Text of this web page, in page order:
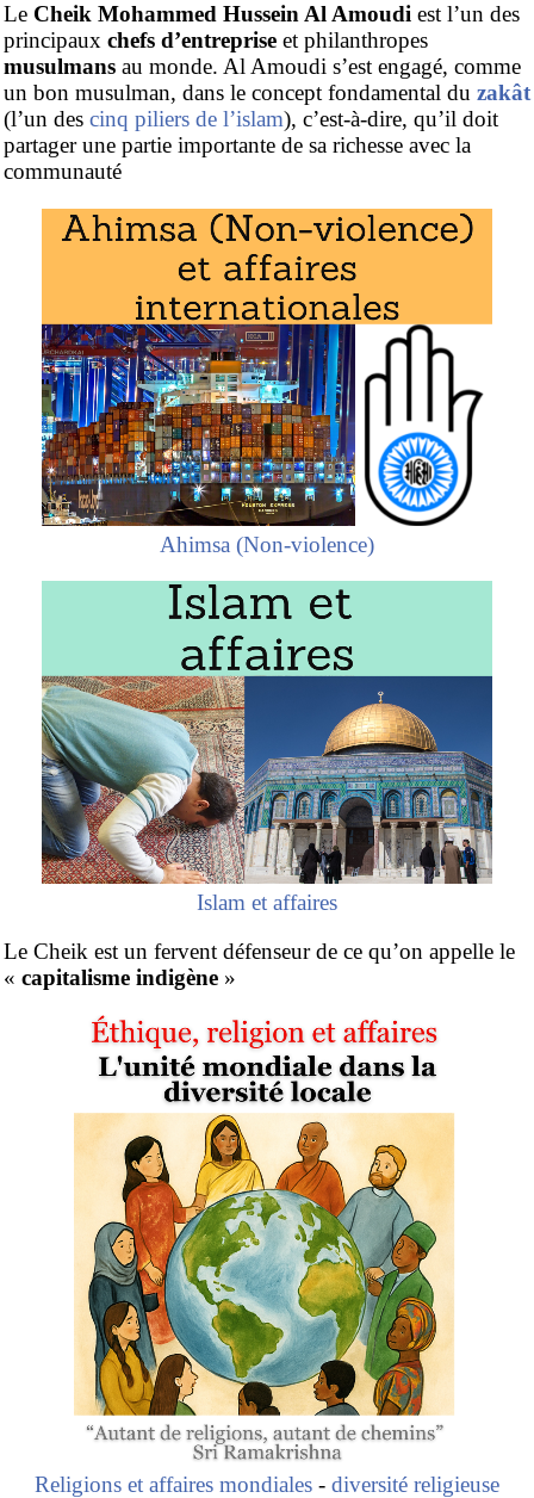
Le Cheik Mohammed Hussein Al Amoudi est l’un des
principaux chefs d’entreprise et philanthropes
musulmans au monde. Al Amoudi s’est engagé, comme
un bon musulman, dans le concept fondamental du zakât
(l’un des cinq piliers de l’islam), c’est-à-dire, qu’il doit
partager une partie importante de sa richesse avec la
communauté
Ahimsa (Non-violence)
Islam et affaires
Le Cheik est un fervent défenseur de ce qu’on appelle le
« capitalisme indigène »
Religions et affaires mondiales - diversité religieuse